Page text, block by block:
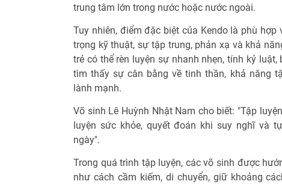
trung tâm lớn trong nước hoặc nước ngoài.
Tuy nhiên, điểm đặc biệt của Kendo là phù
trọng kỹ thuật, sự tập trung, phản xạ và khả
trẻ có thể rèn luyện sự nhanh nhẹn, tính kỷ
tìm thấy sự cân bằng về tinh thần, khả năng
lành mạnh.
Võ sinh Lê Huỳnh Nhật Nam cho biết: "Tập
luyện sức khỏe, quyết đoán khi suy nghĩ và
ngày".
Trong quá trình tập luyện, các võ sinh được
như cách cầm kiếm, di chuyển, giữ khoảng